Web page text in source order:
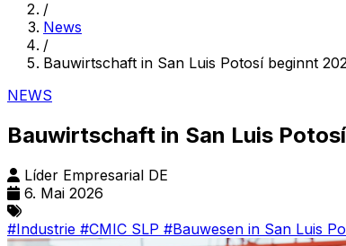
/
News
/
Bauwirtschaft in San Luis Potosí beginnt
NEWS
Bauwirtschaft in San Luis
Líder Empresarial DE
6. Mai 2026
#Industrie #CMIC SLP #Bauwesen in San Luis